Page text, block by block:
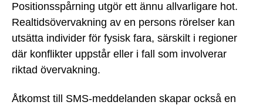
Positionsspårning utgör ett ännu allvarligare hot.
Realtidsövervakning av en persons rörelser kan
utsätta individer för fysisk fara, särskilt i regioner
där konflikter uppstår eller i fall som involverar
riktad övervakning.
Åtkomst till SMS-meddelanden skapar också en